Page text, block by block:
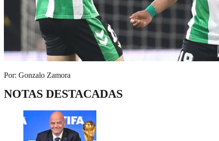
Por: Gonzalo Zamora
NOTAS DESTACADAS